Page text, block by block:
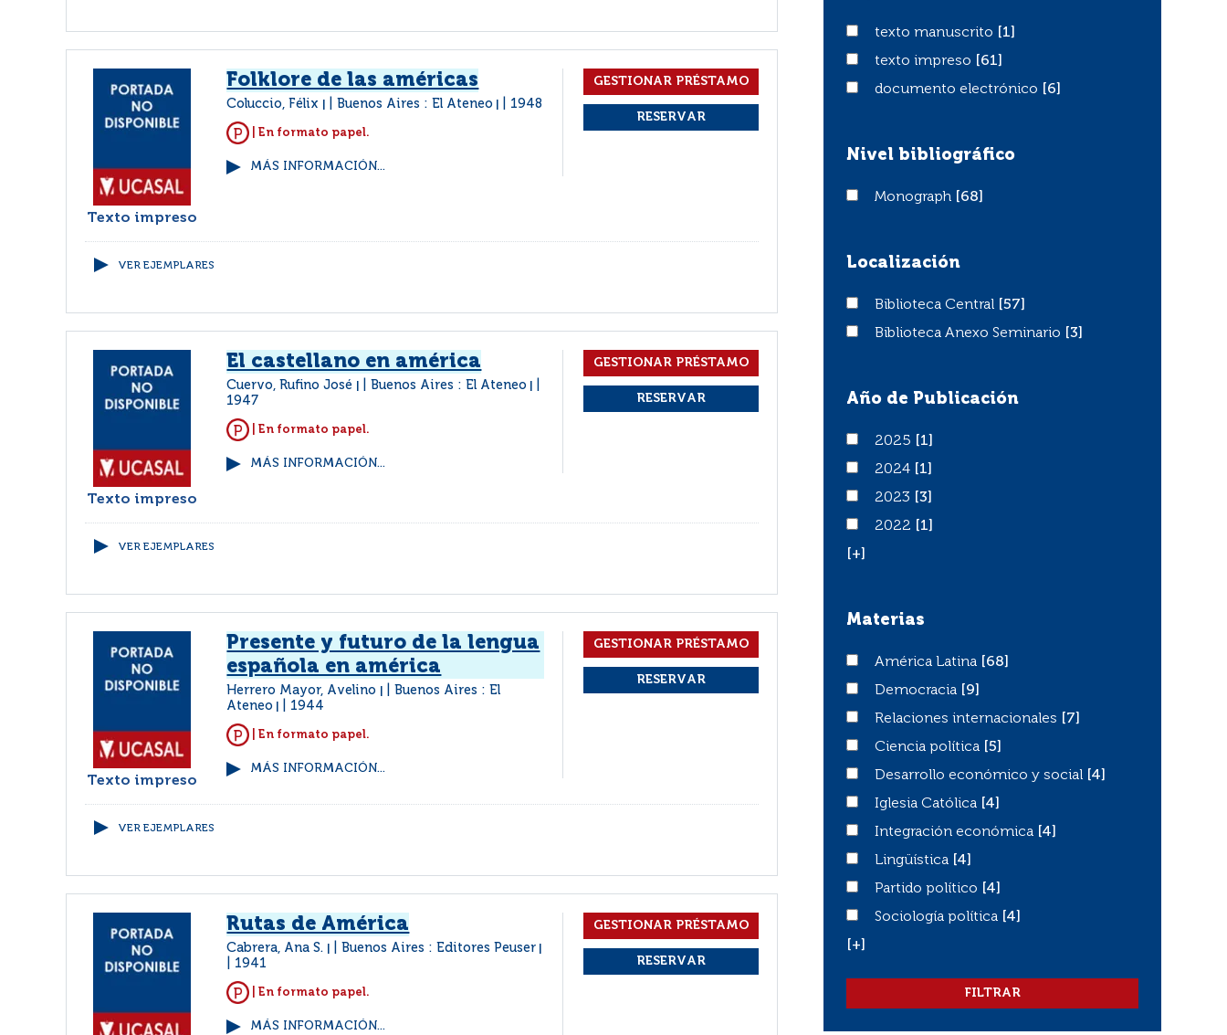
Texto impreso
Folklore de las américas
Coluccio, Félix Buenos Aires : El Ateneo 1948
| En formato papel.
MÁS INFORMACIÓN...
VER EJEMPLARES
Texto impreso
El castellano en américa
Cuervo, Rufino José Buenos Aires : El Ateneo
1947
| En formato papel.
MÁS INFORMACIÓN...
VER EJEMPLARES
Texto impreso
Presente y futuro de la lengua
española en américa
Herrero Mayor, Avelino
Buenos Aires : El
Ateneo
1944
| En formato papel.
MÁS INFORMACIÓN...
VER EJEMPLARES
Rutas de América
Cabrera, Ana S. Buenos Aires : Editores Peuser
1941
| En formato papel.
MÁS INFORMACIÓN...
texto manuscrito
texto manuscrito
[1]
texto impreso
texto impreso
[61]
documento electrónico
documento electrónico [6]
Nivel bibliográfico
Monograph
Monograph [68]
Localización
Biblioteca Central
Biblioteca Central
[57]
Biblioteca Anexo Seminario
Biblioteca Anexo Seminario [3]
Año de Publicación
20252025
[1]
20242024
[1]
20232023
[3]
20222022
[1]
[+]
Materias
América Latina
América Latina
[68]
Democracia
Democracia
[9]
Relaciones internacionales
Relaciones internacionales
[7]
Ciencia política
Ciencia política
[5]
Desarrollo económico y social
Desarrollo económico y social
[4]
Iglesia Católica
Iglesia Católica
[4]
Integración económica
Integración económica
[4]
Lingüística
Lingüística
[4]
Partido político
Partido político
[4]
Sociología política
Sociología política
[4]
[+]